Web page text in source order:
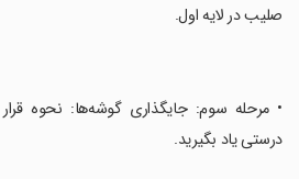
صلیب در لایه اول.
‏• مرحله سوم: جایگذاری گوشه‌ها: نحوه
درستی یاد بگیرید.